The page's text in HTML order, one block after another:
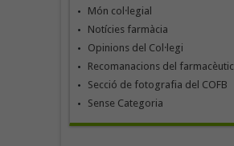
Món col·legial
Notícies farmàcia
Opinions del Col·legi
Recomanacions del farmacèutic
Secció de fotografia del COFB
Sense Categoria